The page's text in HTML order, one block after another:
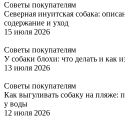
Советы покупателям
Северная инуитская собака:
содержание и уход
15 июля 2026
Советы покупателям
У собаки блохи: что делать и как
13 июля 2026
Советы покупателям
Как выгуливать собаку на пляже:
у воды
12 июля 2026